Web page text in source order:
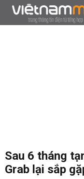
Sau 6 tháng
Grab lại sắp